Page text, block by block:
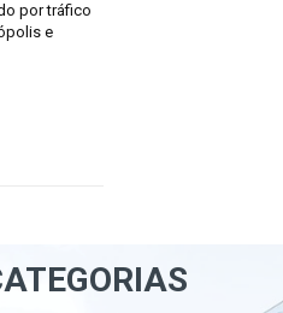
por tráfico
e